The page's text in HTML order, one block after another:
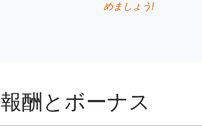
めましょう!
報酬とボーナス